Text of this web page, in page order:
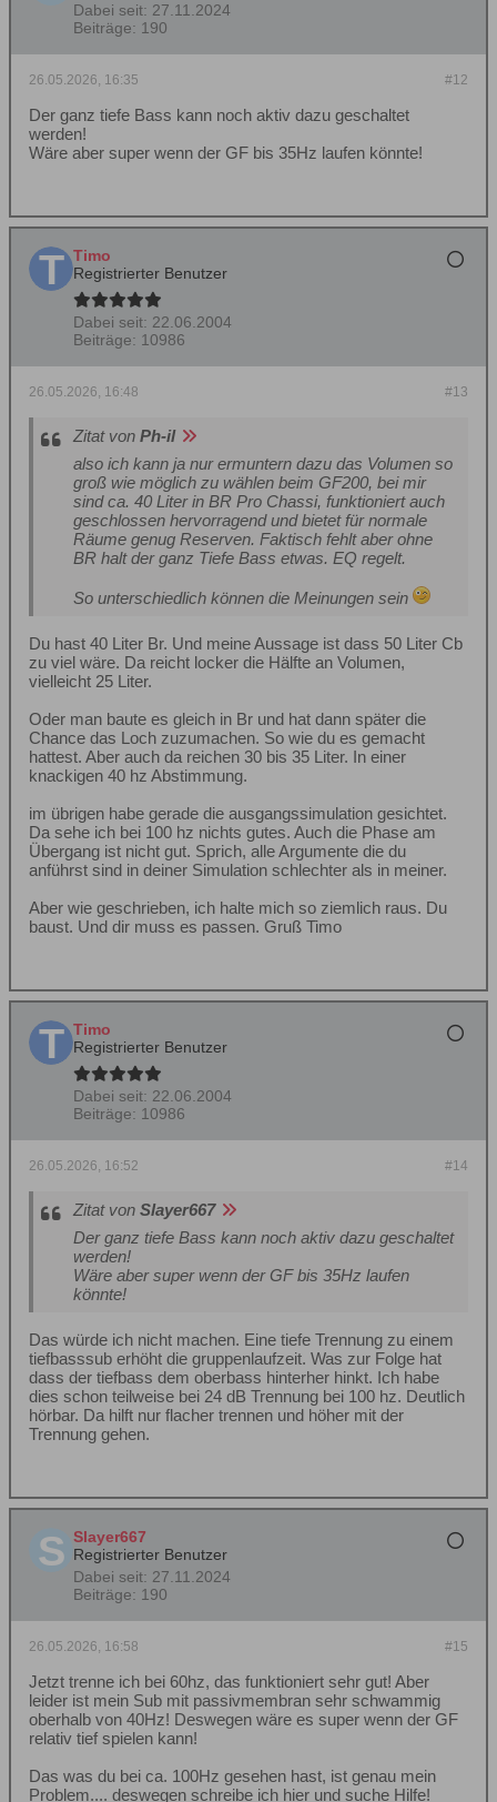
Dabei seit: 27.11.2024
Beiträge: 190
#12
26.05.2026, 16:35
Der ganz tiefe Bass kann noch aktiv dazu geschaltet
werden!
Wäre aber super wenn der GF bis 35Hz laufen könnte!
Timo
Registrierter Benutzer
Dabei seit: 22.06.2004
Beiträge: 10986
#13
26.05.2026, 16:48
Zitat von Ph-il
also ich kann ja nur ermuntern dazu das Volumen so
groß wie möglich zu wählen beim GF200, bei mir
sind ca. 40 Liter in BR Pro Chassi, funktioniert auch
geschlossen hervorragend und bietet für normale
Räume genug Reserven. Faktisch fehlt aber ohne
BR halt der ganz Tiefe Bass etwas. EQ regelt.
So unterschiedlich können die Meinungen sein
Du hast 40 Liter Br. Und meine Aussage ist dass 50 Liter Cb
zu viel wäre. Da reicht locker die Hälfte an Volumen,
vielleicht 25 Liter.
Oder man baute es gleich in Br und hat dann später die
Chance das Loch zuzumachen. So wie du es gemacht
hattest. Aber auch da reichen 30 bis 35 Liter. In einer
knackigen 40 hz Abstimmung.
im übrigen habe gerade die ausgangssimulation gesichtet.
Da sehe ich bei 100 hz nichts gutes. Auch die Phase am
Übergang ist nicht gut. Sprich, alle Argumente die du
anführst sind in deiner Simulation schlechter als in meiner.
Aber wie geschrieben, ich halte mich so ziemlich raus. Du
baust. Und dir muss es passen. Gruß Timo
Timo
Registrierter Benutzer
Dabei seit: 22.06.2004
Beiträge: 10986
#14
26.05.2026, 16:52
Zitat von Slayer667
Der ganz tiefe Bass kann noch aktiv dazu geschaltet
werden!
Wäre aber super wenn der GF bis 35Hz laufen
könnte!
Das würde ich nicht machen. Eine tiefe Trennung zu einem
tiefbasssub erhöht die gruppenlaufzeit. Was zur Folge hat
dass der tiefbass dem oberbass hinterher hinkt. Ich habe
dies schon teilweise bei 24 dB Trennung bei 100 hz. Deutlich
hörbar. Da hilft nur flacher trennen und höher mit der
Trennung gehen.
Slayer667
Registrierter Benutzer
Dabei seit: 27.11.2024
Beiträge: 190
#15
26.05.2026, 16:58
Jetzt trenne ich bei 60hz, das funktioniert sehr gut! Aber
leider ist mein Sub mit passivmembran sehr schwammig
oberhalb von 40Hz! Deswegen wäre es super wenn der GF
relativ tief spielen kann!
Das was du bei ca. 100Hz gesehen hast, ist genau mein
Problem.... deswegen schreibe ich hier und suche Hilfe!